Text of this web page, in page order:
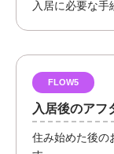
入居に必要な手
FLOW5
入居後のアフ
住み始めた後の